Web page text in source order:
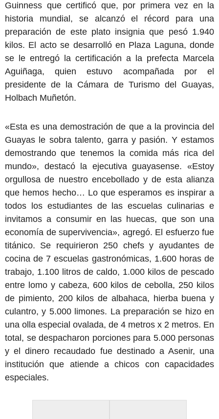
Guinness que certificó que, por primera vez en la
historia mundial, se alcanzó el récord para una
preparación de este plato insignia que pesó 1.940
kilos. El acto se desarrolló en Plaza Laguna, donde
se le entregó la certificación a la prefecta Marcela
Aguiñaga, quien estuvo acompañada por el
presidente de la Cámara de Turismo del Guayas,
Holbach Muñetón.
«Esta es una demostración de que a la provincia del
Guayas le sobra talento, garra y pasión. Y estamos
demostrando que tenemos la comida más rica del
mundo», destacó la ejecutiva guayasense. «Estoy
orgullosa de nuestro encebollado y de esta alianza
que hemos hecho… Lo que esperamos es inspirar a
todos los estudiantes de las escuelas culinarias e
invitamos a consumir en las huecas, que son una
economía de supervivencia», agregó. El esfuerzo fue
titánico. Se requirieron 250 chefs y ayudantes de
cocina de 7 escuelas gastronómicas, 1.600 horas de
trabajo, 1.100 litros de caldo, 1.000 kilos de pescado
entre lomo y cabeza, 600 kilos de cebolla, 250 kilos
de pimiento, 200 kilos de albahaca, hierba buena y
culantro, y 5.000 limones. La preparación se hizo en
una olla especial ovalada, de 4 metros x 2 metros. En
total, se despacharon porciones para 5.000 personas
y el dinero recaudado fue destinado a Asenir, una
institución que atiende a chicos con capacidades
especiales.